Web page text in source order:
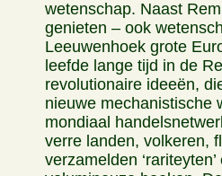
wetenschap. Naast
genieten – ook
Leeuwenhoek grote
leefde lange tijd in de
revolutionaire ideeën,
nieuwe mechanistische
mondiaal
verre landen, volkeren,
verzamelden